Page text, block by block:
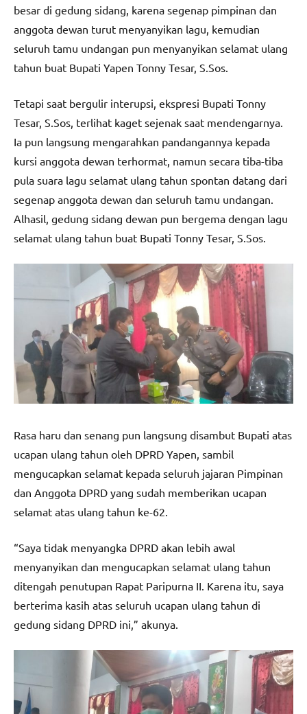
besar di gedung sidang, karena segenap pimpinan dan
anggota dewan turut menyanyikan lagu, kemudian
seluruh tamu undangan pun menyanyikan selamat ulang
tahun buat Bupati Yapen Tonny Tesar, S.Sos.
Tetapi saat bergulir interupsi, ekspresi Bupati Tonny
Tesar, S.Sos, terlihat kaget sejenak saat mendengarnya.
Ia pun langsung mengarahkan pandangannya kepada
kursi anggota dewan terhormat, namun secara tiba-tiba
pula suara lagu selamat ulang tahun spontan datang dari
segenap anggota dewan dan seluruh tamu undangan.
Alhasil, gedung sidang dewan pun bergema dengan lagu
selamat ulang tahun buat Bupati Tonny Tesar, S.Sos.
Rasa haru dan senang pun langsung disambut Bupati atas
ucapan ulang tahun oleh DPRD Yapen, sambil
mengucapkan selamat kepada seluruh jajaran Pimpinan
dan Anggota DPRD yang sudah memberikan ucapan
selamat atas ulang tahun ke-62.
“Saya tidak menyangka DPRD akan lebih awal
menyanyikan dan mengucapkan selamat ulang tahun
ditengah penutupan Rapat Paripurna II. Karena itu, saya
berterima kasih atas seluruh ucapan ulang tahun di
gedung sidang DPRD ini,” akunya.